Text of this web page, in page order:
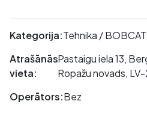
Kategorija:Tehnika /
Atrašānās
vieta:
Pastaigu iela 13,
Ropažu novads,
Operātors:Bez